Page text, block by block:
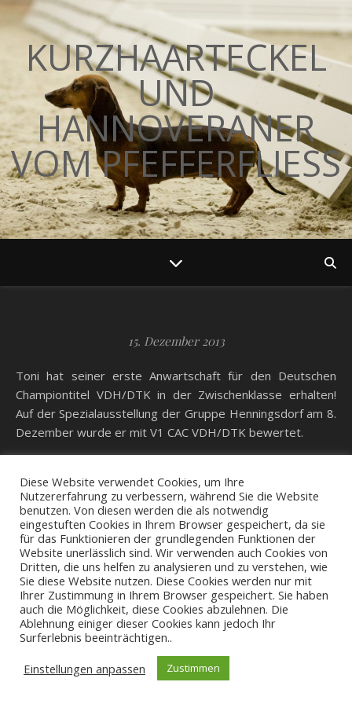
KURZHAARTECKEL
UND
HANNOVERANER
VOM PFEFFERFLIESS
15. Dezember 2013
Toni hat seiner erste Anwartschaft für den Deutschen
Championtitel VDH/DTK in der Zwischenklasse erhalten!
Auf der Spezialausstellung der Gruppe Henningsdorf am 8.
Dezember wurde er mit V1 CAC VDH/DTK bewertet.
Impressum/Datenschutz Kontakt
Ashe Theme vonWP Royal
Diese Website verwendet Cookies, um Ihre
Nutzererfahrung zu verbessern, während Sie die Website
benutzen. Von diesen werden die als notwendig
eingestuften Cookies in Ihrem Browser gespeichert, da sie
für das Funktionieren der grundlegenden Funktionen der
Website unerlässlich sind. Wir verwenden auch Cookies von
Dritten, die uns helfen zu analysieren und zu verstehen, wie
Sie diese Website nutzen. Diese Cookies werden nur mit
Ihrer Zustimmung in Ihrem Browser gespeichert. Sie haben
auch die Möglichkeit, diese Cookies abzulehnen. Die
Ablehnung einiger dieser Cookies kann jedoch Ihr
Surferlebnis beeinträchtigen..
Einstellungen anpassen
Zustimmen